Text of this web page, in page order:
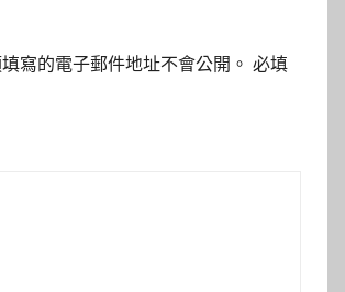
寫的電子郵件地址不會公開。 必填